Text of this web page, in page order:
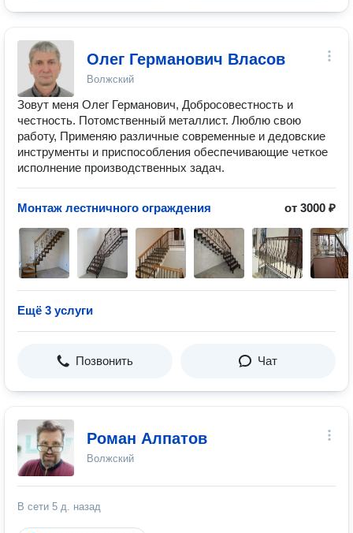
Олег Германович Власов
Волжский
Зовут меня Олег Германович, Добросовестность и
честность. Потомственный металлист. Люблю свою
работу, Применяю различные современные и дедовские
инструменты и приспособления обеспечивающие четкое
исполнение производственных задач.
Монтаж лестничного ограждения от 3000 ₽
Ещё 3 услуги
Позвонить Чат
Роман Алпатов
Волжский
В сети 5 д. назад